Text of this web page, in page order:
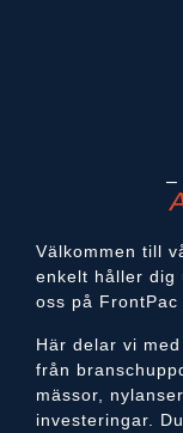
–
Välkommen till
enkelt håller dig
oss på
Här delar vi
från
mässor,
investeringar.